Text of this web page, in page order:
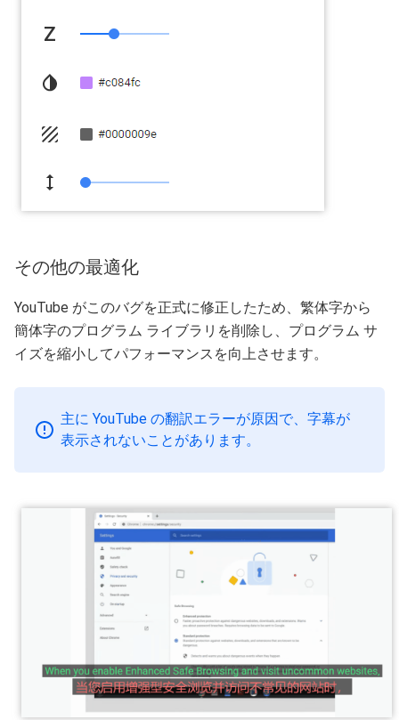
その他の最適化
YouTube がこのバグを正式に修正したため、繁体字から
簡体字のプログラム ライブラリを削除し、プログラム サ
イズを縮小してパフォーマンスを向上させます。
主に YouTube の翻訳エラーが原因で、字幕が
表示されないことがあります。